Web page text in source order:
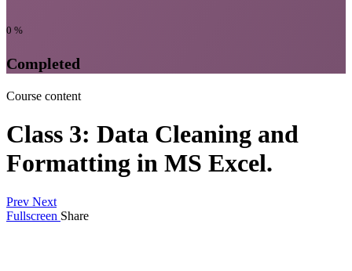
0 %
Completed
Course content
Class 3: Data Cleaning and
Formatting in MS Excel.
Prev Next
Fullscreen Share